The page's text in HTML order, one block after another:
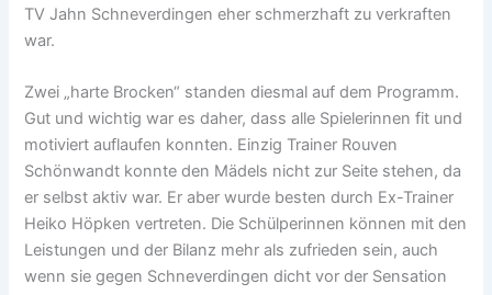
TV Jahn Schneverdingen eher schmerzhaft zu verkraften
war.
Zwei „harte Brocken“ standen diesmal auf dem Programm.
Gut und wichtig war es daher, dass alle Spielerinnen fit und
motiviert auflaufen konnten. Einzig Trainer Rouven
Schönwandt konnte den Mädels nicht zur Seite stehen, da
er selbst aktiv war. Er aber wurde besten durch Ex-Trainer
Heiko Höpken vertreten. Die Schülperinnen können mit den
Leistungen und der Bilanz mehr als zufrieden sein, auch
wenn sie gegen Schneverdingen dicht vor der Sensation